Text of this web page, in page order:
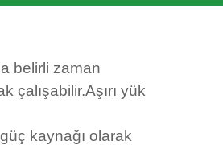
belirli zaman
çalışabilir.Aşırı yük
kaynağı olarak